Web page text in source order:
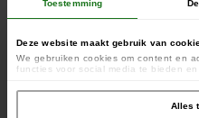
Toestemming
Deze website maakt gebruik van
We gebruiken cookies om content en
functies voor social media te bieden
social media, adverteren en analyse.
combineren met andere informatie die
verzameld op basis van uw gebruik van
Alles